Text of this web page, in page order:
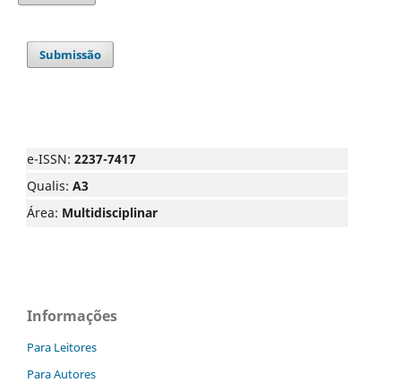
Submissão
e-ISSN: 2237-7417
Qualis: A3
Área: Multidisciplinar
Informações
Para Leitores
Para Autores